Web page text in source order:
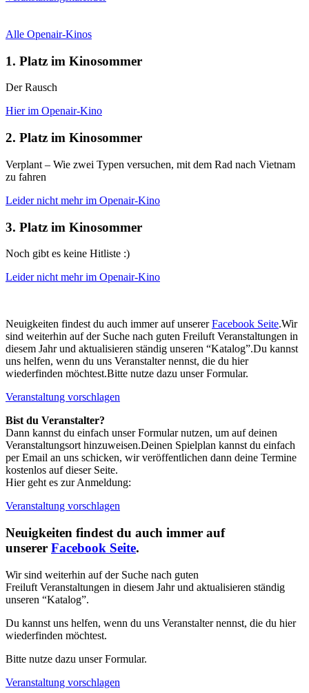
Alle Openair-Kinos
1. Platz im Kinosommer
Der Rausch
Hier im Openair-Kino
2. Platz im Kinosommer
Verplant – Wie zwei Typen versuchen, mit dem Rad nach Vietnam
zu fahren
Leider nicht mehr im Openair-Kino
3. Platz im Kinosommer
Noch gibt es keine Hitliste :)
Leider nicht mehr im Openair-Kino
Neuigkeiten findest du auch immer auf unsererFacebook Seite.Wir
sind weiterhin auf der Suche nach guten Freiluft Veranstaltungen in
diesem Jahr und aktualisieren ständig unseren “Katalog”.Du kannst
uns helfen, wenn du uns Veranstalter nennst, die du hier
wiederfinden möchtest.Bitte nutze dazu unser Formular.
Veranstaltung vorschlagen
Bist du Veranstalter?
Dann kannst du einfach unser Formular nutzen, um auf deinen
Veranstaltungsort hinzuweisen.Deinen Spielplan kannst du einfach
per Email an uns schicken, wir veröffentlichen dann deine Termine
kostenlos auf dieser Seite.
Hier geht es zur Anmeldung:
Veranstaltung vorschlagen
Neuigkeiten findest du auch immer auf
unserer Facebook Seite.
Wir sind weiterhin auf der Suche nach guten
Freiluft Veranstaltungen in diesem Jahr und aktualisieren ständig
unseren “Katalog”.
Du kannst uns helfen, wenn du uns Veranstalter nennst, die du hier
wiederfinden möchtest.
Bitte nutze dazu unser Formular.
Veranstaltung vorschlagen